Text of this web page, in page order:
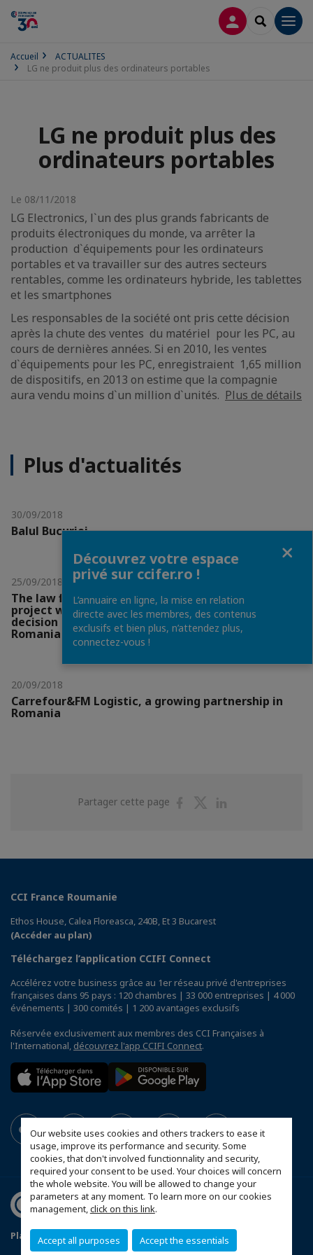
Our website uses cookies and others trackers to ease it
usage, improve its performance and security. Some
cookies, that don't involved functionnality and security,
required your consent to be used. Your choices will concern
the whole website. You will be allowed to change your
parameters at any moment. To learn more on our cookies
management,click on this link.
Accept all purposes Accept the essentials
CONNEXION
Accueil
ACTUALITES
LG ne produit plus des ordinateurs portables
LG ne produit plus des
ordinateurs portables
Le 08/11/2018
LG Electronics, l`un des plus grands fabricants de
produits électroniques du monde, va arrêter la
production d`équipements pour les ordinateurs
portables et va travailler sur des autres secteurs
rentables, comme les ordinateurs hybride, les tablettes
et les smartphones
Les responsables de la société ont pris cette décision
après la chute des ventes du matériel pour les PC, au
cours de dernières années. Si en 2010, les ventes
d`équipements pour les PC, enregistraient 1,65 million
de dispositifs, en 2013 on estime que la compagnie
aura vendu moins d`un million d`unités. Plus de détails
Plus d'actualités
30/09/2018
Balul Bucuriei
25/09/2018
The law firm MUSAT & ASOCIATII was involved in a
project which materialised in an important
decision in the field of intellectual property law in
Romania
20/09/2018
Carrefour&FM Logistic, a growing partnership in
Romania
Partager cette page
PartagerPartager
CCI France Roumanie
Ethos House, Calea Floreasca, 240B, Et 3 Bucarest
(Accéder au plan)
Téléchargez l’application CCIFI Connect
Accélérez votre business grâce au 1er réseau privé d'entreprises
françaises dans 95 pays : 120 chambres | 33 000 entreprises | 4 000
événements | 300 comités | 1 200 avantages exclusifs
Réservée exclusivement aux membres des CCI Françaises à
l'International, découvrez l'app CCIFI Connect.
Plan du site Statut CCIFER
Mentions légales
Découvrez votre espace
privé sur ccifer.ro !
L’annuaire en ligne, la mise en relation
directe avec les membres, des contenus
exclusifs et bien plus, n’attendez plus,
connectez-vous !